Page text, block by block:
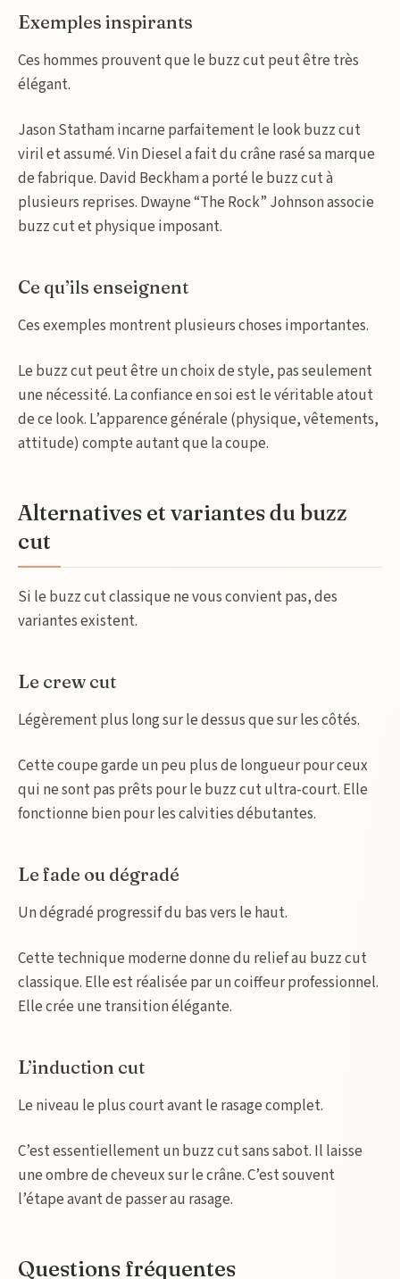
Exemples inspirants
Ces hommes prouvent que le buzz cut peut être très
élégant.
Jason Statham incarne parfaitement le look buzz cut
viril et assumé. Vin Diesel a fait du crâne rasé sa marque
de fabrique. David Beckham a porté le buzz cut à
plusieurs reprises. Dwayne “The Rock” Johnson associe
buzz cut et physique imposant.
Ce qu’ils enseignent
Ces exemples montrent plusieurs choses importantes.
Le buzz cut peut être un choix de style, pas seulement
une nécessité. La confiance en soi est le véritable atout
de ce look. L’apparence générale (physique, vêtements,
attitude) compte autant que la coupe.
Alternatives et variantes du buzz
cut
Si le buzz cut classique ne vous convient pas, des
variantes existent.
Le crew cut
Légèrement plus long sur le dessus que sur les côtés.
Cette coupe garde un peu plus de longueur pour ceux
qui ne sont pas prêts pour le buzz cut ultra-court. Elle
fonctionne bien pour les calvities débutantes.
Le fade ou dégradé
Un dégradé progressif du bas vers le haut.
Cette technique moderne donne du relief au buzz cut
classique. Elle est réalisée par un coiffeur professionnel.
Elle crée une transition élégante.
L’induction cut
Le niveau le plus court avant le rasage complet.
C’est essentiellement un buzz cut sans sabot. Il laisse
une ombre de cheveux sur le crâne. C’est souvent
l’étape avant de passer au rasage.
Questions fréquentes